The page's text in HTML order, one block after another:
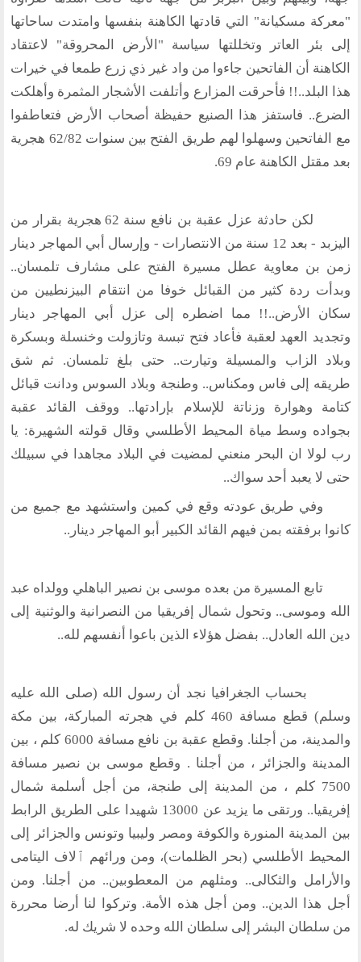
"معركة مسكيانة" التي قادتها الكاهنة بنفسها وامتدت ساحاتها
إلى بئر العاتر وتخللتها سياسة "الأرض المحروقة" لاعتقاد
الكاهنة أن الفاتحين جاءوا من واد غير ذي زرع طمعا في خيرات
هذا البلد..!! فأحرقت المزارع وأتلفت الأشجار المثمرة وأهلكت
الضرع.. فاستفز هذا الصنيع حفيظة أصحاب الأرض فتعاطفوا
مع الفاتحين وسهلوا لهم طريق الفتح بين سنوات 62/82 هجرية
بعد مقتل الكاهنة عام 69.
لكن حادثة عزل عقبة بن نافع سنة 62 هجرية بقرار من
اليزبد - بعد 12 سنة من الانتصارات - وإرسال أبي المهاجر دينار
زمن بن معاوية عطل مسيرة الفتح على مشارف تلمسان..
وبدأت ردة كثير من القبائل خوفا من انتقام البيزنطيين من
سكان الأرض..!! مما اضطره إلى عزل أبي المهاجر دينار
وتجديد العهد لعقبة فأعاد فتح تبسة وتازولت وخنسلة وبسكرة
وبلاد الزاب والمسيلة وتيارت.. حتى بلغ تلمسان. ثم شق
طريقه إلى فاس ومكناس.. وطنجة وبلاد السوس ودانت قبائل
كتامة وهوارة وزناتة للإسلام بإرادتها.. ووقف القائد عقبة
بجواده وسط مياة المحيط الأطلسي وقال قولته الشهيرة: يا
رب لولا ان البحر منعني لمضيت في البلاد مجاهدا في سبيلك
حتى لا يعبد أحد سواك..
وفي طريق عودته وقع في كمين واستشهد مع جميع من
كانوا برفقته بمن فيهم القائد الكبير أبو المهاجر دينار..
تابع المسيرة من بعده موسى بن نصير الباهلي وولداه عبد
الله وموسى.. وتحول شمال إفريقيا من النصرانية والوثنية إلى
دين الله العادل.. بفضل هؤلاء الذين باعوا أنفسهم لله..
بحساب الجغرافيا نجد أن رسول الله (صلى الله عليه
وسلم) قطع مسافة 460 كلم في هجرته المباركة، بين مكة
والمدينة، من أجلنا. وقطع عقبة بن نافع مسافة 6000 كلم ، بين
المدينة والجزائر ، من أجلنا . وقطع موسى بن نصير مسافة
7500 كلم ، من المدينة إلى طنجة، من أجل أسلمة شمال
إفريقيا.. ورتقى ما يزيد عن 13000 شهيدا على الطريق الرابط
بين المدينة المنورة والكوفة ومصر وليبيا وتونس والجزائر إلى
المحيط الأطلسي (بحر الظلمات)، ومن ورائهم ٱلاف اليتامى
والأرامل والثكالى.. ومثلهم من المعطوبين.. من أجلنا. ومن
أجل هذا الدين.. ومن أجل هذه الأمة. وتركوا لنا أرضا محررة
من سلطان البشر إلى سلطان الله وحده لا شريك له.